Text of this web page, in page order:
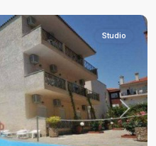
Next
Studio